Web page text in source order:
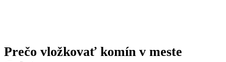
Prečo vložkovať komín v meste